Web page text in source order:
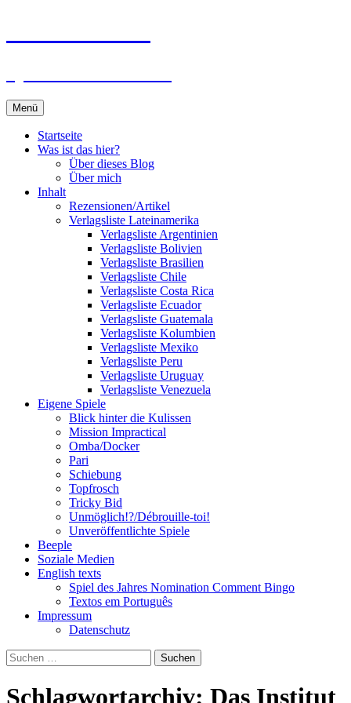
Menü
Startseite
Was ist das hier?
Über dieses Blog
Über mich
Inhalt
Rezensionen/Artikel
Verlagsliste Lateinamerika
Verlagsliste Argentinien
Verlagsliste Bolivien
Verlagsliste Brasilien
Verlagsliste Chile
Verlagsliste Costa Rica
Verlagsliste Ecuador
Verlagsliste Guatemala
Verlagsliste Kolumbien
Verlagsliste Mexiko
Verlagsliste Peru
Verlagsliste Uruguay
Verlagsliste Venezuela
Eigene Spiele
Blick hinter die Kulissen
Mission Impractical
Omba/Docker
Pari
Schiebung
Topfrosch
Tricky Bid
Unmöglich!?/Débrouille-toi!
Unveröffentlichte Spiele
Beeple
Soziale Medien
English texts
Spiel des Jahres Nomination Comment Bingo
Textos em Português
Impressum
Datenschutz
Suchen
nach:
Schlagwortarchiv: Das Institut